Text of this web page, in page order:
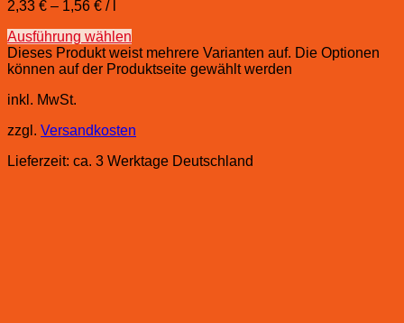
2,33 € – 1,56 € /
Ausführung wählen
Dieses Produkt weist mehrere Varianten auf. Die Optionen
können auf der Produktseite gewählt werden
inkl. MwSt.
zzgl. Versandkosten
Lieferzeit: ca. 3 Werktage Deutschland